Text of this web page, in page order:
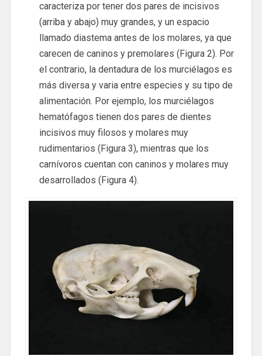
caracteriza por tener dos pares de incisivos
(arriba y abajo) muy grandes, y un espacio
llamado diastema antes de los molares, ya que
carecen de caninos y premolares (Figura 2). Por
el contrario, la dentadura de los murciélagos es
más diversa y varia entre especies y su tipo de
alimentación. Por ejemplo, los murciélagos
hematófagos tienen dos pares de dientes
incisivos muy filosos y molares muy
rudimentarios (Figura 3), mientras que los
carnívoros cuentan con caninos y molares muy
desarrollados (Figura 4).